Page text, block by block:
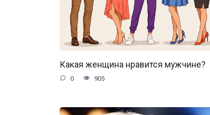
Какая женщина нравится мужчине?
0 905